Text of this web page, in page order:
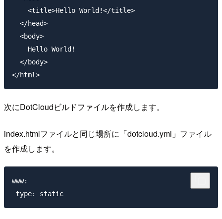
    <title>Hello World!</title>
  </head>
  <body>
    Hello World!
  </body>
次にDotCloudビルドファイルを作成します。
index.htmlファイルと同じ場所に「dotcloud.yml」ファイル
を作成します。
www: